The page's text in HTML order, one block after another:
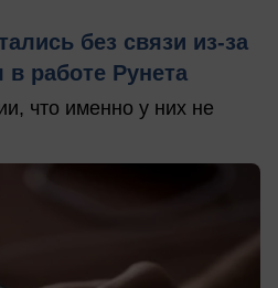
без связи из-за
работе Рунета
что именно у них не